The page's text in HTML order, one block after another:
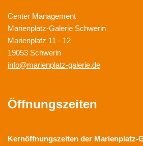
Center Management
Marienplatz-Galerie Schwerin
Marienplatz 11 - 12
19053 Schwerin
info@marienplatz-galerie.de
Öffnungszeiten
Kernöffnungszeiten der Marienplatz-